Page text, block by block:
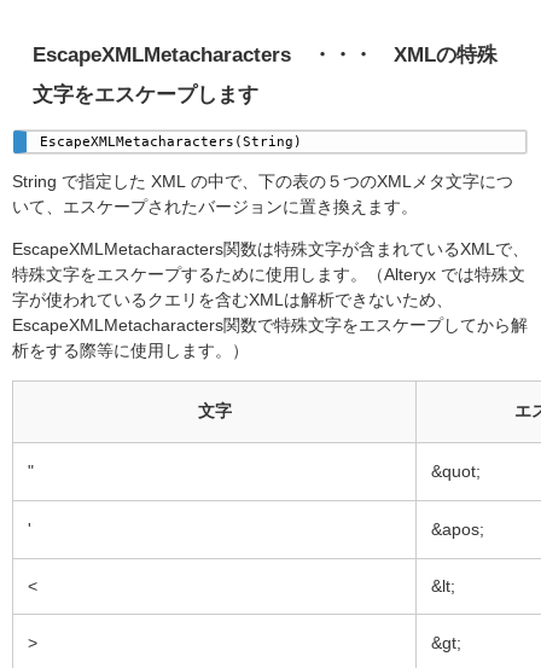
EscapeXMLMetacharacters ・・・ XMLの特殊
文字をエスケープします
EscapeXMLMetacharacters(String)
String で指定した XML の中で、下の表の５つのXMLメタ文字につ
いて、エスケープされたバージョンに置き換えます。
EscapeXMLMetacharacters関数は特殊文字が含まれているXMLで、
特殊文字をエスケープするために使用します。（Alteryx では特殊文
字が使われているクエリを含むXMLは解析できないため、
EscapeXMLMetacharacters関数で特殊文字をエスケープしてから解
析をする際等に使用します。）
文字 エ
" &quot;
' &apos;
< &lt;
> &gt;